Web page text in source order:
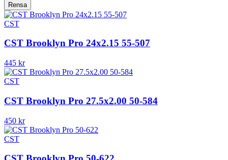
Rensa
CST
CST Brooklyn Pro 24x2.15 55-507
445 kr
CST
CST Brooklyn Pro 27.5x2.00 50-584
450 kr
CST